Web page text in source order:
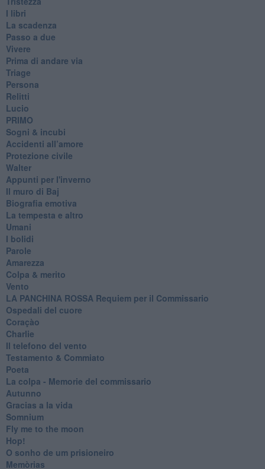
I libri
La scadenza
Passo a due
Vivere
Prima di andare via
Triage
Persona
Relitti
Lucio
PRIMO
Sogni & incubi
Accidenti all’amore
Protezione civile
Walter
Appunti per l'inverno
Il muro di Baj
Biografia emotiva
La tempesta e altro
Umani
I bolidi
Parole
Amarezza
Colpa & merito
Vento
​LA PANCHINA ROSSA Requiem per il Commissario
Ospedali del cuore
Coraçào
Charlie
Il telefono del vento
Testamento & Commiato
Poeta
​La colpa - Memorie del commissario
Autunno
Gracias a la vida
Somnium
Fly me to the moon
Hop!
O sonho de um prisioneiro
Memòrias